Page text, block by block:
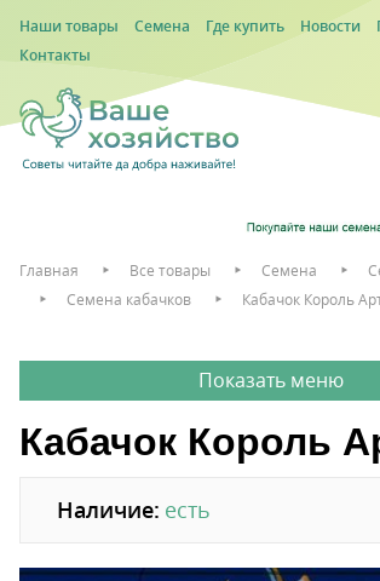
Наши товары Семена Где купить Новости
Контакты
Главная Все товары Семена
Семена кабачков
Кабачок Король
Кабачок Король
Наличие: есть